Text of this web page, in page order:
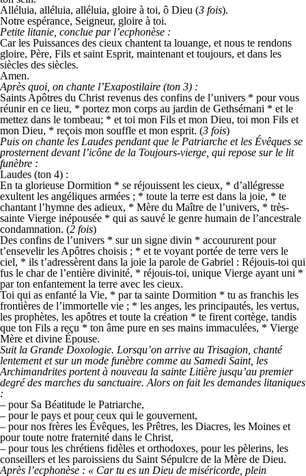
Alléluia, alléluia, alléluia, gloire à toi, ô Dieu (3 fois).
Notre espérance, Seigneur, gloire à toi.
Petite litanie, conclue par l’ecphonèse :
Car les Puissances des cieux chantent ta louange, et nous te rendons
gloire, Père, Fils et saint Esprit, maintenant et toujours, et dans les
siècles des siècles.
Amen.
Après quoi, on chante l’Exapostilaire (ton 3) :
Saints Apôtres du Christ revenus des confins de l’univers * pour vous
réunir en ce lieu, * portez mon corps au jardin de Gethsémani * et le
mettez dans le tombeau; * et toi mon Fils et mon Dieu, toi mon Fils et
mon Dieu, * reçois mon souffle et mon esprit. (3 fois)
Puis on chante les Laudes pendant que le Patriarche et les Évêques se
prosternent devant l’icône de la Toujours-vierge, qui repose sur le lit
funèbre :
Laudes (ton 4) :
En ta glorieuse Dormition * se réjouissent les cieux, * d’allégresse
exultent les angéliques armées ; * toute la terre est dans la joie, * te
chantant l’hymne des adieux, * Mère du Maître de l’univers, * très-
sainte Vierge inépousée * qui as sauvé le genre humain de l’ancestrale
condamnation. (2 fois)
Des confins de l’univers * sur un signe divin * accoururent pour
t’ensevelir les Apôtres choisis ; * et te voyant portée de terre vers le
ciel, * ils t’adressèrent dans la joie la parole de Gabriel : Réjouis-toi qui
fus le char de l’entière divinité, * réjouis-toi, unique Vierge ayant uni *
par ton enfantement la terre avec les cieux.
Toi qui as enfanté la Vie, * par ta sainte Dormition * tu as franchis les
frontières de l’immortelle vie ; * les anges, les principautés, les vertus,
les prophètes, les apôtres et toute la création * te firent cortège, tandis
que ton Fils a reçu * ton âme pure en ses mains immaculées, * Vierge
Mère et divine Épouse.
Suit la Grande Doxologie. Lorsqu’on arrive au Trisagion, chanté
lentement et sur un mode funèbre comme au Samedi Saint, les
Archimandrites portent à nouveau la sainte Litière jusqu’au premier
degré des marches du sanctuaire. Alors on fait les demandes litaniques
:
– pour Sa Béatitude le Patriarche,
– pour le pays et pour ceux qui le gouvernent,
– pour nos frères les Évêques, les Prêtres, les Diacres, les Moines et
pour toute notre fraternité dans le Christ,
– pour tous les chrétiens fidèles et orthodoxes, pour les pèlerins, les
conseillers et les paroissiens du Saint Sépulcre de la Mère de Dieu.
Après l’ecphonèse : « Car tu es un Dieu de miséricorde, plein